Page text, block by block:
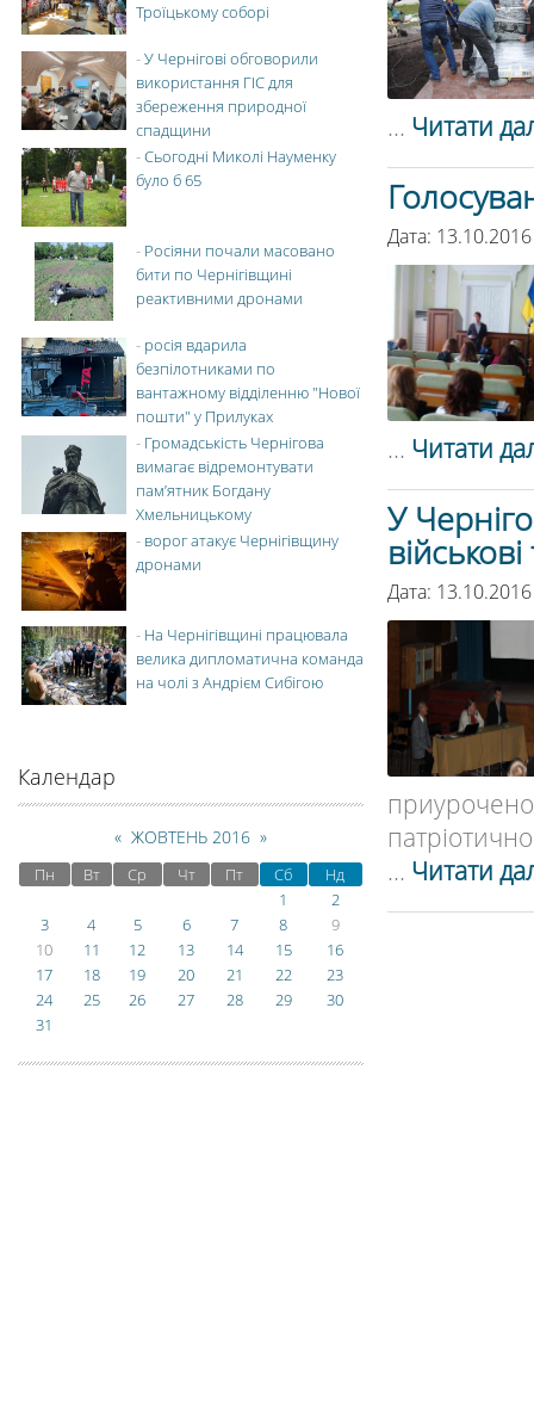
... Читати
Дата:
... Читати
У
Дата:
... Читати
Троїцькому соборі
-У Чернігові обговорили
використання ГІС для
збереження природної
спадщини
-Сьогодні Миколі Науменку
було б 65
- Росіяни почали масовано
бити по Чернігівщині
реактивними дронами
- росія вдарила
безпілотниками по
вантажному відділенню "Нової
пошти" у Прилуках
- Громадськість Чернігова
вимагає відремонтувати
пам’ятник Богдану
Хмельницькому
- ворог атакує Чернігівщину
дронами
- На Чернігівщині працювала
велика дипломатична команда
на чолі з Андрієм Сибігою
Календар
« ЖОВТЕНЬ 2016 »
Пн Вт Ср Чт Пт Сб
Нд
1
2
3
4 5 6 7 8
9
10
11 12 13 14 15
16
17
18 19 20 21 22
23
24
25 26 27 28 29
30
31